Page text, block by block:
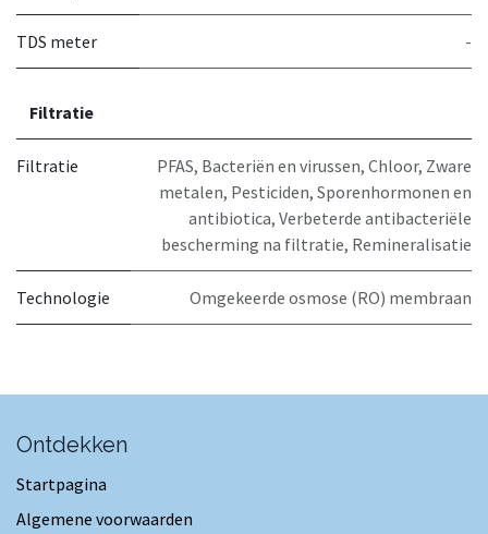
TDS meter -
Filtratie
Filtratie PFAS, Bacteriën en virussen, Chloor, Zware
metalen, Pesticiden, Sporenhormonen en
antibiotica, Verbeterde antibacteriële
bescherming na filtratie, Remineralisatie
Technologie Omgekeerde osmose (RO) membraan
Ontdekken
Startpagina
Algemene voorwaarden